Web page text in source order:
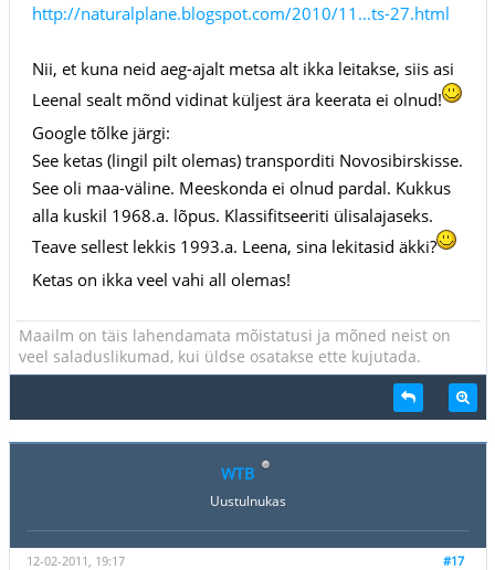
http://naturalplane.blogspot.com/2010/11...ts-27.html
Nii, et kuna neid aeg-ajalt metsa alt ikka leitakse, siis asi
Leenal sealt mõnd vidinat küljest ära keerata ei olnud!
Google tõlke järgi:
See ketas (lingil pilt olemas) transporditi Novosibirskisse.
See oli maa-väline. Meeskonda ei olnud pardal. Kukkus
alla kuskil 1968.a. lõpus. Klassifitseeriti ülisalajaseks.
Teave sellest lekkis 1993.a. Leena, sina lekitasid äkki?
Ketas on ikka veel vahi all olemas!
Maailm on täis lahendamata mõistatusi ja mõned neist on
veel saladuslikumad, kui üldse osatakse ette kujutada.
WTB
Uustulnukas
#17
12-02-2011, 19:17